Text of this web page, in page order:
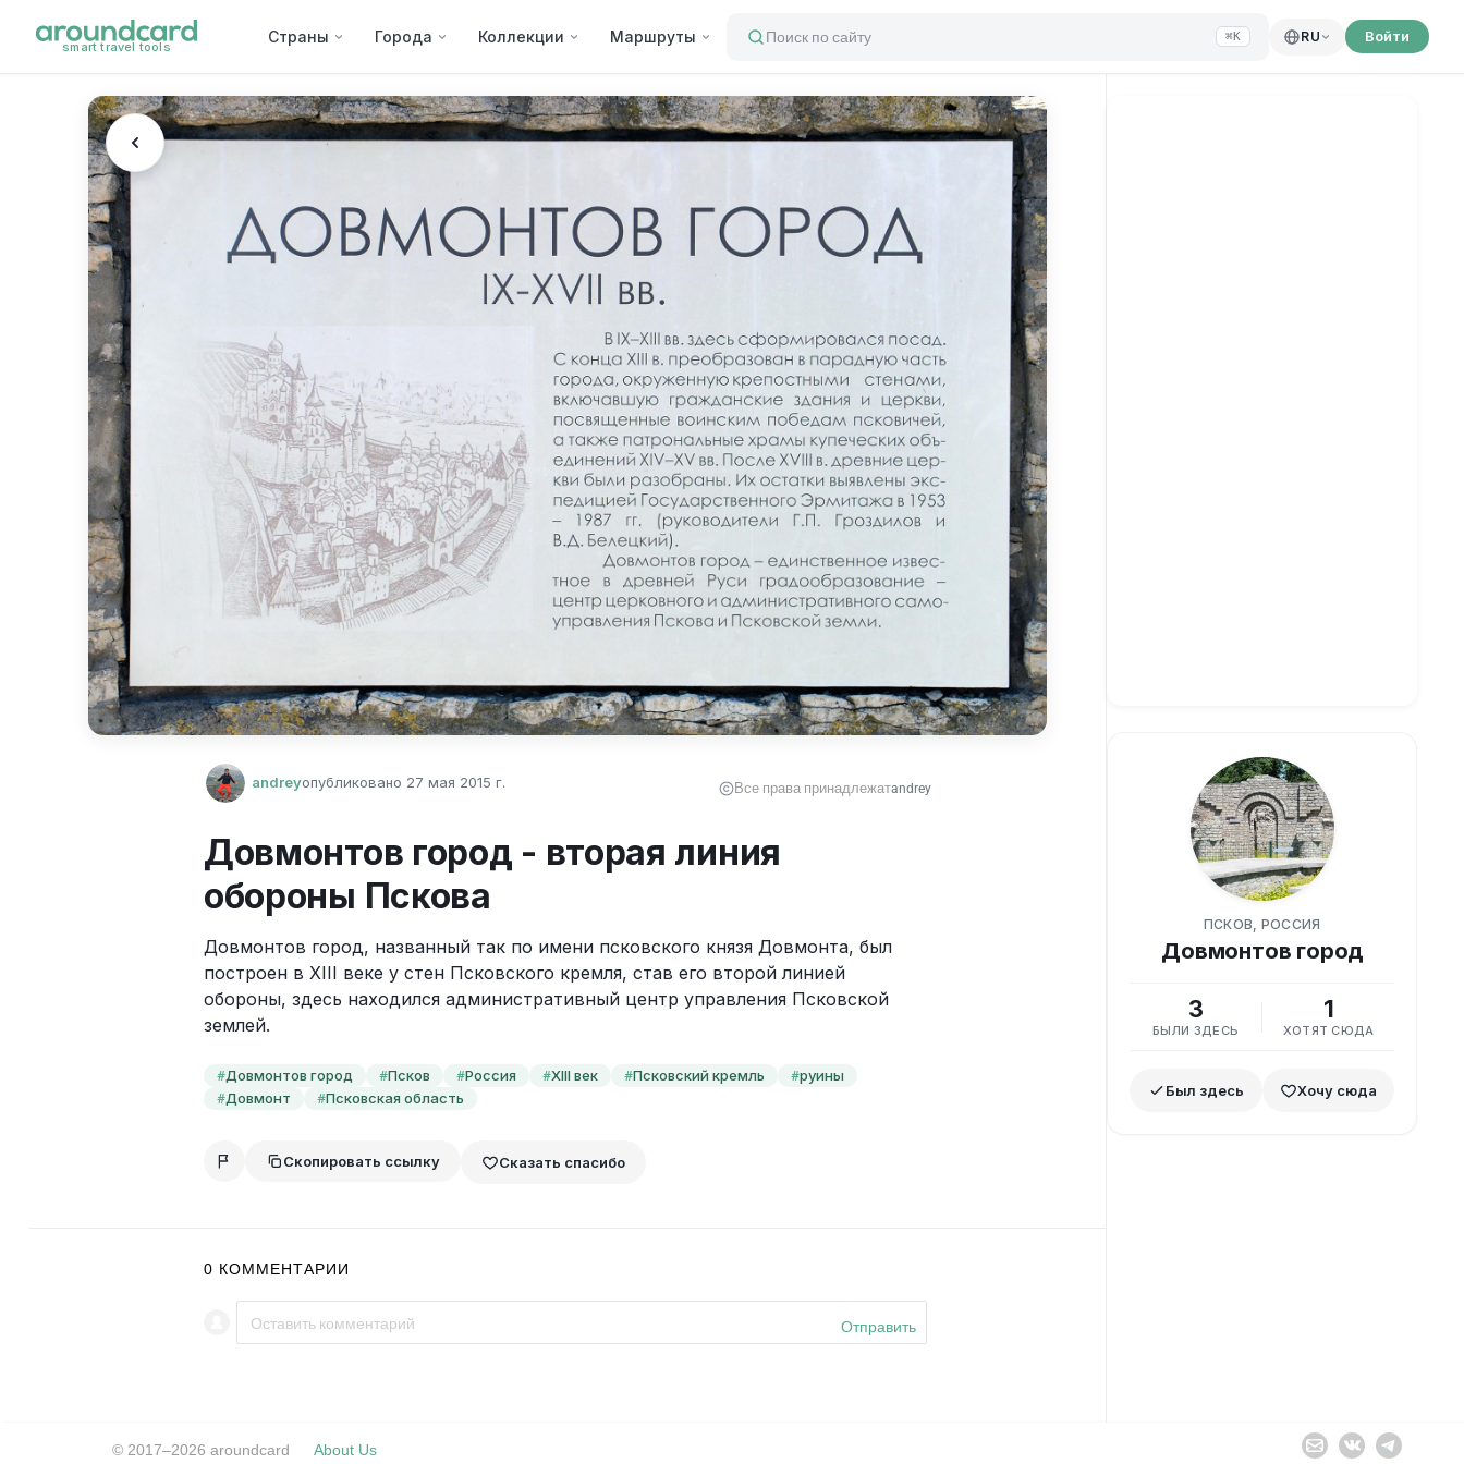
smart travel tools
Страны Города Коллекции Маршруты Поиск по сайту ⌘K RU Войти
andreyопубликовано 27 мая 2015 г. Все права принадлежатandrey
Довмонтов город - вторая линия
обороны Пскова
Довмонтов город, названный так по имени псковского князя Довмонта, был
построен в XIII веке у стен Псковского кремля, став его второй линией
обороны, здесь находился административный центр управления Псковской
землей.
#Довмонтов город #Псков #Россия #XIII век #Псковский кремль #руины
#Довмонт #Псковская область
Скопировать ссылку Сказать спасибо
0 КОММЕНТАРИИ
Отправить
ПСКОВ, РОССИЯ
Довмонтов город
3
БЫЛИ ЗДЕСЬ
1
ХОТЯТ СЮДА
Был здесь Хочу сюда
© 2017–2026 aroundcard About Us